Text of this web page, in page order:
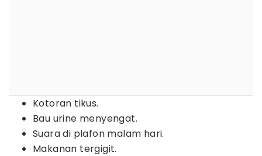
Kotoran tikus.
Bau urine menyengat.
Suara di plafon malam hari.
Makanan tergigit.